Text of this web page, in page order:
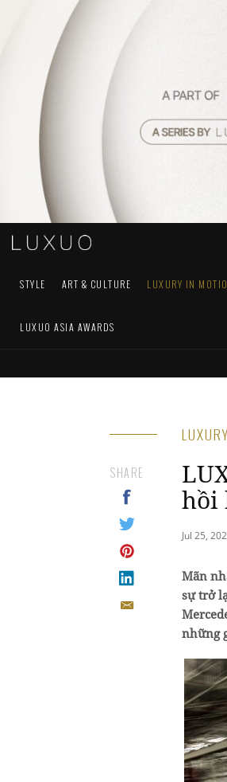
STYLE ART & CULTURE LUXURY IN
LUXUO ASIA AWARDS
hồi
Jul 25,
SHARE
Mãn
sự trở
những